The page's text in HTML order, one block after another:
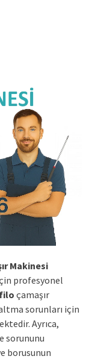
Makinesi
profesyonel
çamaşır
sorunları için
Ayrıca,
sorununu
borusunun